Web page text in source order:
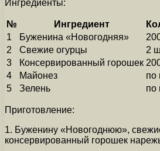
Ингредиенты:
№ Ингредиент
1
Буженина «Новогодняя»
2
Свежие огурцы
2
3
Консервированный горошек
4
Майонез
по
5
Зелень по
Приготовление:
1. Буженину «Новогоднюю»,
консервированный горошек